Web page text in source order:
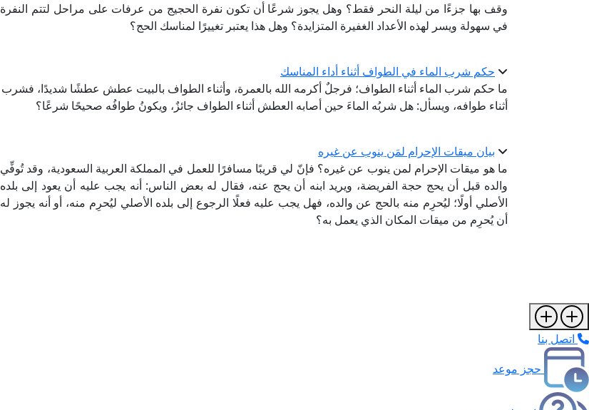
وقف بها جزءًا من ليلة النحر فقط؟ وهل يجوز شرعًا أن تكون نفرة الحجيج من عرفات على مراحل لتتم النفرة
في سهولة ويسر لهذه الأعداد الغفيرة المتزايدة؟ وهل هذا يعتبر تغييرًا لمناسك الحج؟
حكم شرب الماء في الطواف أثناء أداء المناسك
ما حكم شرب الماء أثناء الطواف؛ فرجلٌ أكرمه الله بالعمرة، وأثناء الطواف بالبيت عطش عطشًا شديدًا، فشرب
أثناء طوافه، ويسأل: هل شربُه الماءَ حين أصابه العطش أثناء الطواف جائزٌ، ويكونُ طوافُه صحيحًا شرعًا؟
بيان ميقات الإحرام لمَن ينوب عن غيره
ما هو ميقات الإحرام لمن ينوب عن غيره؟ فإنّ لي قريبًا مسافرًا للعمل في المملكة العربية السعودية، وقد تُوفِّي
والده قبل أن يحج حجة الفريضة، ويريد ابنه أن يحج عنه، فقال له بعض الناس: أنه يجب عليه أن يعود إلى بلده
الأصلي أولًا؛ ليُحرِم منه بالحج عن والده، فهل يجب عليه فعلًا الرجوع إلى بلده الأصلي ليُحرِم منه، أو أنه يجوز له
أن يُحرِم من ميقات المكان الذي يعمل به؟
اتصل بنا
حجز موعد